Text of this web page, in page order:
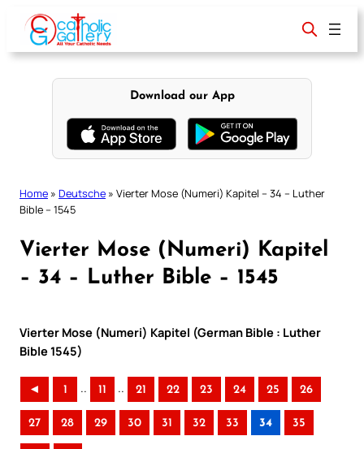
content
Download our App
Home » Deutsche » Vierter Mose (Numeri) Kapitel – 34 – Luther
Bible – 1545
Vierter Mose (Numeri) Kapitel
– 34 – Luther Bible – 1545
Vierter Mose (Numeri) Kapitel (German Bible : Luther
Bible 1545)
◄ 1 .. 11 .. 21 22 23 24 25 26
27 28 29 30 31 32 33 34 35